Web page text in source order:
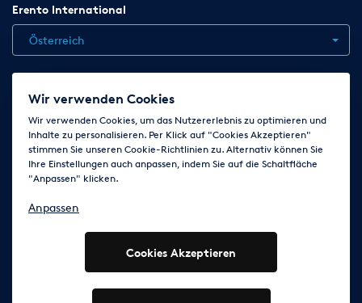
Erento International
Österreich
Jobs Kontakt News
AGB
Impressum Cookie-Einstellungen ändern
Folge uns auf
© 2003 - 2026 Erento Campanda GmbH - Alle Rechte
vorbehalten
Wir verwenden Cookies
Wir verwenden Cookies, um das Nutzererlebnis zu optimieren und
Inhalte zu personalisieren. Per Klick auf "Cookies Akzeptieren"
stimmen Sie unseren Cookie-Richtlinien zu. Alternativ können Sie
Ihre Einstellungen auch anpassen, indem Sie auf die Schaltfläche
"Anpassen" klicken.
Anpassen
Cookies Akzeptieren